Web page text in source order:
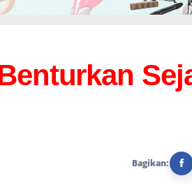
Bagikan: f